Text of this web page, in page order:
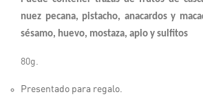
nuez pecana, pistacho, anacardos y
sésamo, huevo, mostaza, apio y sulfitos
80g.
Presentado para regalo.